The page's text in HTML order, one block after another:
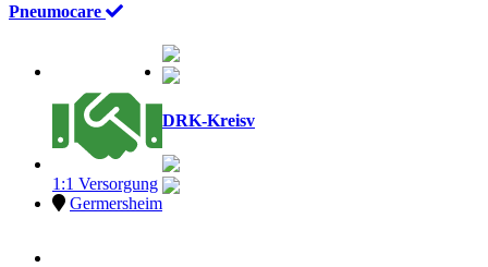
Pneumocare
1:1 Versorgung
Germersheim
DRK-Kreisv